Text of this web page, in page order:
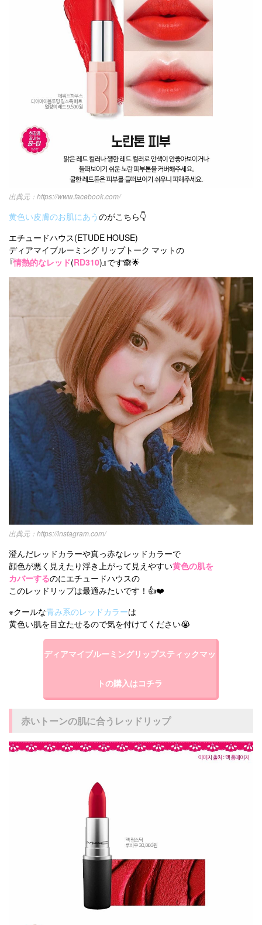
https://www.facebook.com/
黄色い皮膚のお肌にあうのがこちら👇
エチュードハウス(ETUDE HOUSE)
ディアマイブルーミング リップトーク マットの
『情熱的なレッド(RD310)』です🙈🌟
https://instagram.com/
澄んだレッドカラーや真っ赤なレッドカラーで
顔色が悪く見えたり浮き上がって見えやすい黄色の肌を
カバーするのにエチュードハウスの
このレッドリップは最適みたいです！👍❤️
※クールな青み系のレッドカラーは
黄色い肌を目立たせるので気を付けてください😭
ディアマイブルーミングリップスティックマッ
トの購入はコチラ
赤いトーンの肌に合うレッドリップ